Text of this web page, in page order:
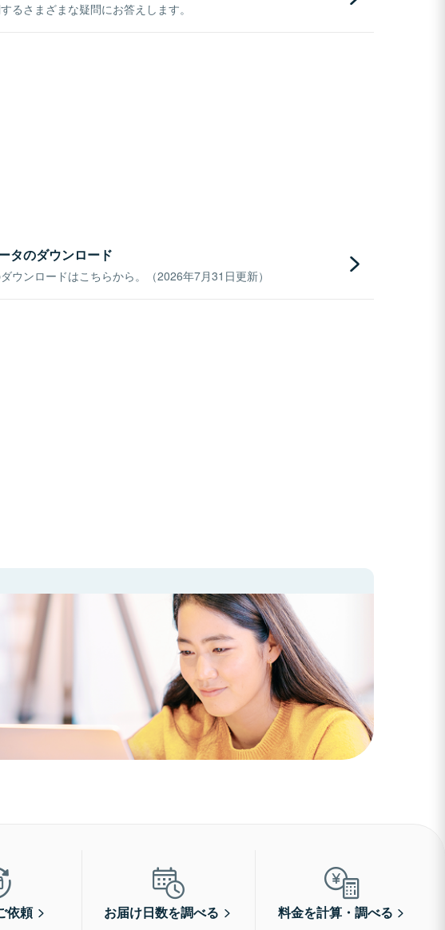
るさまざまな疑問にお答えします。
タのダウンロード
ウンロードはこちらから。（2026年7月31日更新）
依頼 お届け日数を調べる 料金を計算・調べる